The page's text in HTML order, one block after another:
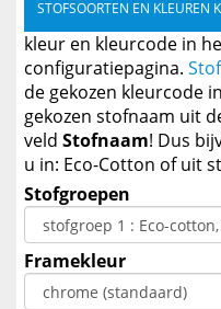
STOFSOORTEN EN KLEUREN
kleur en kleurcode in
configuratiepagina.
de gekozen kleurcode
gekozen stofnaam uit
veld Stofnaam! Dus
u in: Eco-Cotton of uit
Stofgroepen
Framekleur